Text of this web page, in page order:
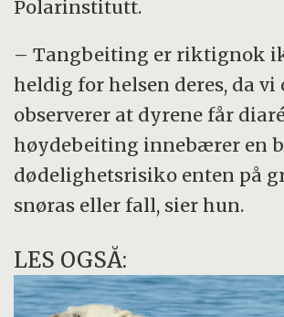
Polarinstitutt.
– Tangbeiting er riktignok
heldig for helsen deres, da vi
observerer at dyrene får
høydebeiting innebærer en
dødelighetsrisiko enten på
snøras eller fall, sier hun.
LES OGSÅ: